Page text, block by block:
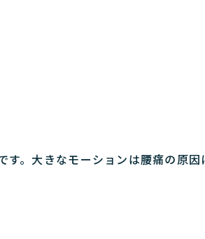
。大きなモーションは腰痛の原因